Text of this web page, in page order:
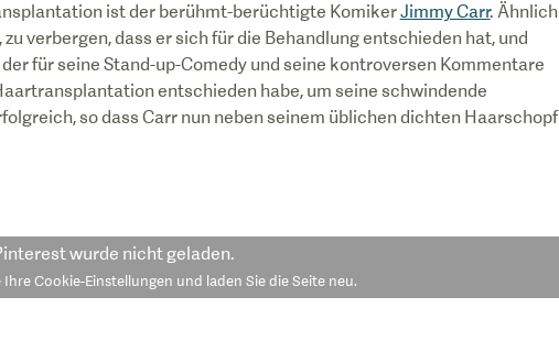
ist der berühmt-berüchtigte KomikerJimmy Carr. Ähnlich
verbergen, dass er sich für die Behandlung entschieden hat, und
für seine Stand-up-Comedy und seine kontroversen Kommentare
entschieden habe, um seine schwindende
so dass Carr nun neben seinem üblichen dichten Haarschopf
wurde nicht geladen.
Cookie-Einstellungen und laden Sie die Seite neu.